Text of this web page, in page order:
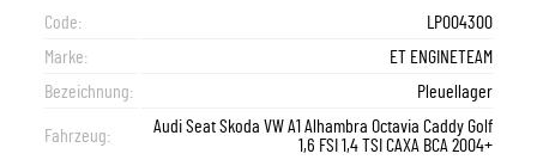
Code:
LP004300
Marke:
ET ENGINETEAM
Bezeichnung:
Pleuellager
Fahrzeug:
Audi Seat Skoda VW A1 Alhambra Octavia Caddy Golf
1,6 FSI 1,4 TSI CAXA BCA 2004+